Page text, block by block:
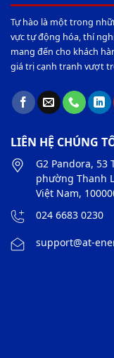
Tự hào là một trong
vực tự động hóa, thí
mang đến cho khách
giá trị cạnh tranh vượt
LIÊN HỆ CHÚNG
G2 Pandora, 53
phường Thanh
Việt Nam,
024 6683 0230
support@at-